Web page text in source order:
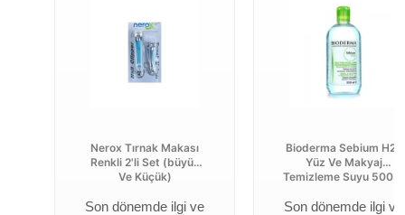
Nerox Tırnak Makası
Renkli 2'li Set (büyük
Ve Küçük)
Son dönemde ilgi ve
Bioderma Sebium H2o
Yüz Ve Makyaj
Temizleme Suyu 500 ...
Son dönemde ilgi ve